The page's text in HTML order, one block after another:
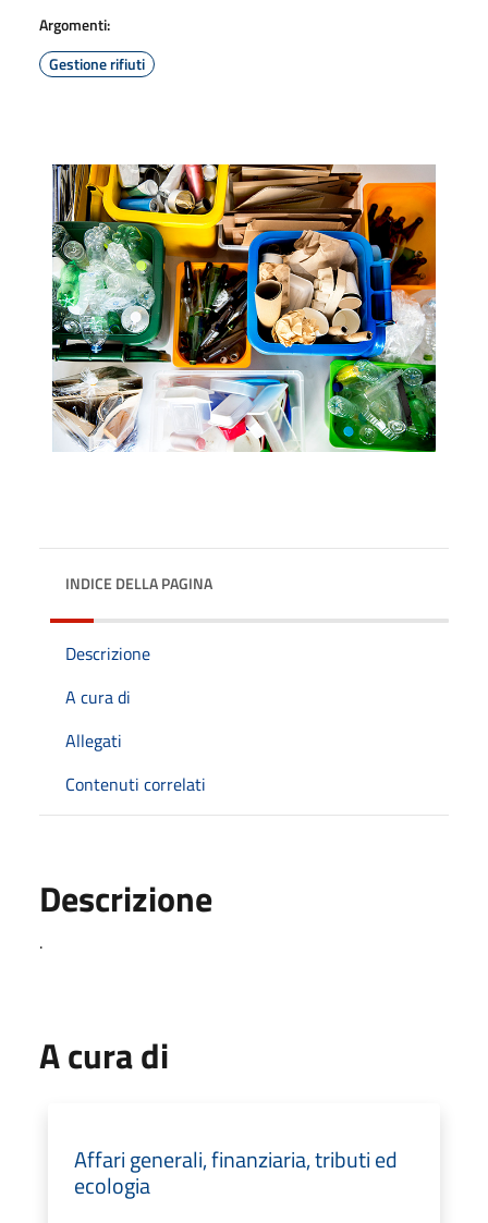
Argomenti:
Gestione rifiuti
INDICE DELLA PAGINA
Descrizione
A cura di
Allegati
Contenuti correlati
Descrizione
.
A cura di
Affari generali, finanziaria, tributi ed
ecologia